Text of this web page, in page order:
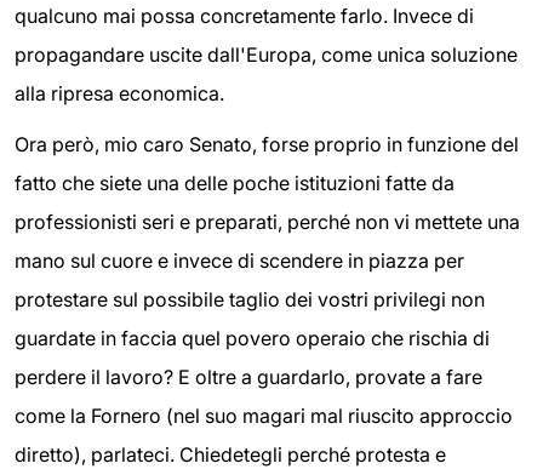
qualcuno mai possa concretamente farlo. Invece di
propagandare uscite dall'Europa, come unica soluzione
alla ripresa economica.
Ora però, mio caro Senato, forse proprio in funzione del
fatto che siete una delle poche istituzioni fatte da
professionisti seri e preparati, perché non vi mettete una
mano sul cuore e invece di scendere in piazza per
protestare sul possibile taglio dei vostri privilegi non
guardate in faccia quel povero operaio che rischia di
perdere il lavoro? E oltre a guardarlo, provate a fare
come la Fornero (nel suo magari mal riuscito approccio
diretto), parlateci. Chiedetegli perché protesta e